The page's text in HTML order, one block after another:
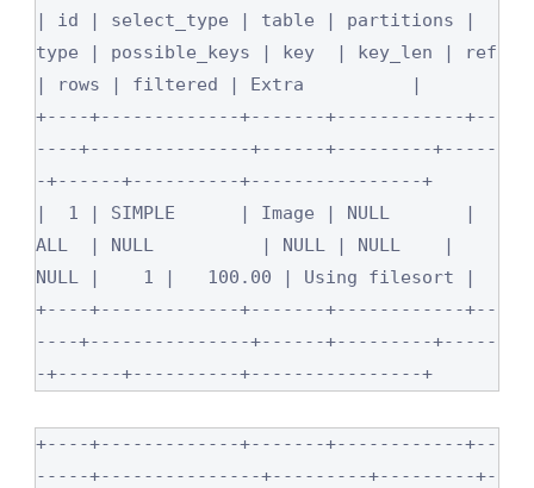
| id | select_type | table | partitions |
type | possible_keys | key  | key_len | ref
| rows | filtered | Extra          |
+----+-------------+-------+------------+--
----+---------------+------+---------+-----
-+------+----------+----------------+
|  1 | SIMPLE      | Image | NULL       |
ALL  | NULL          | NULL | NULL    |
NULL |    1 |   100.00 | Using filesort |
+----+-------------+-------+------------+--
----+---------------+------+---------+-----
-+------+----------+----------------+
+----+-------------+-------+------------+--
-----+---------------+---------+---------+-